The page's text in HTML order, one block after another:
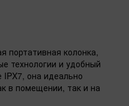
портативная колонка,
технологии и удобный
IPX7, она идеально
в помещении, так и на